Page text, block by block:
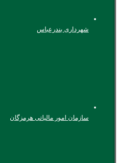
شهرداری بندرعباس
سازمان امور مالیاتی هرمزگان